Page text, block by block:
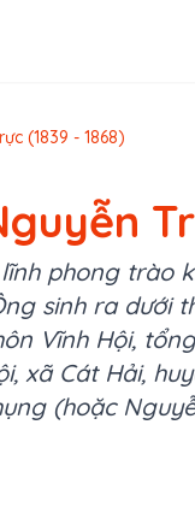
(1839 - 1868)
phong trào
sinh ra dưới
Vĩnh Hội,
xã Cát Hải,
(hoặc